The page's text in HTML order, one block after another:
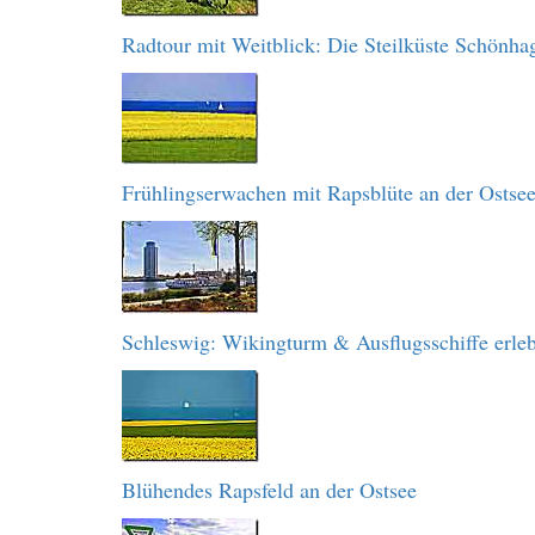
Radtour mit Weitblick: Die Steilküste
Frühlingserwachen mit Rapsblüte an der Ostsee
Schleswig: Wikingturm & Ausflugsschiffe
Blühendes Rapsfeld an der Ostsee